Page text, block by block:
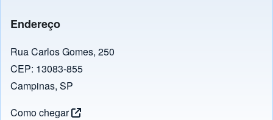
Endereço
Rua Carlos Gomes, 250
CEP: 13083-855
Campinas, SP
Como chegar